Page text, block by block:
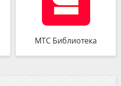
МТС Библиотека